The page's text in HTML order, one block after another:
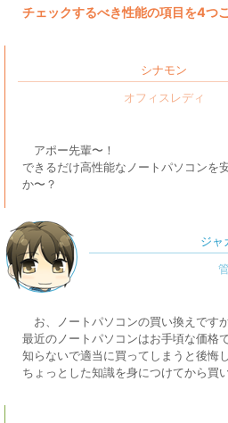
チェックするべき性能の項目を4つ
シナモン
アポー先輩〜！
できるだけ高性能なノートパソコンを
か〜？
ジャ
お、ノートパソコンの買い換えです
最近のノートパソコンはお手頃な価格
知らないで適当に買ってしまうと後悔
ちょっとした知識を身につけてから買